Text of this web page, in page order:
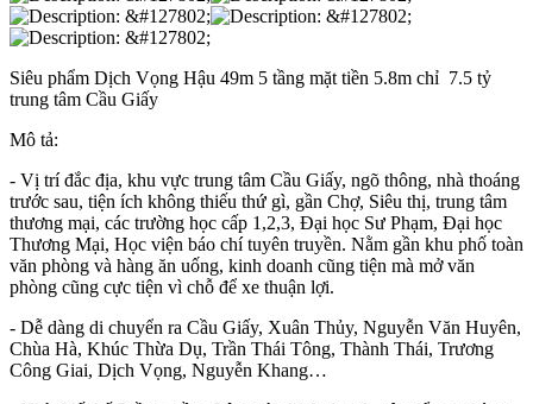
Siêu phẩm Dịch Vọng Hậu 49m 5 tầng mặt tiền 5.8m chỉ 7.5 tỷ
trung tâm Cầu Giấy
Mô tả:
- Vị trí đắc địa, khu vực trung tâm Cầu Giấy, ngõ thông, nhà thoáng
trước sau, tiện ích không thiếu thứ gì, gần Chợ, Siêu thị, trung tâm
thương mại, các trường học cấp 1,2,3, Đại học Sư Phạm, Đại học
Thương Mại, Học viện báo chí tuyên truyền. Nằm gần khu phố toàn
văn phòng và hàng ăn uống, kinh doanh cũng tiện mà mở văn
phòng cũng cực tiện vì chỗ để xe thuận lợi.
- Dễ dàng di chuyển ra Cầu Giấy, Xuân Thủy, Nguyễn Văn Huyên,
Chùa Hà, Khúc Thừa Dụ, Trần Thái Tông, Thành Thái, Trương
Công Giai, Dịch Vọng, Nguyễn Khang…